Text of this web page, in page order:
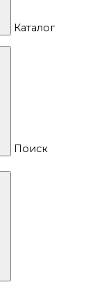
Каталог
Поиск